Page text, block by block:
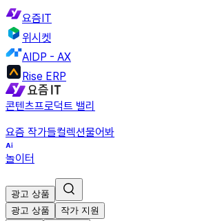
요즘IT
위시켓
AIDP - AX
Rise ERP
콘텐츠프로덕트 밸리
요즘 작가들컬렉션물어봐
놀이터
광고 상품
광고 상품
작가 지원